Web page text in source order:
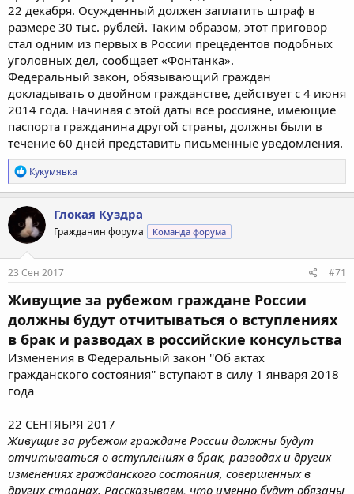
22 декабря. Осужденный должен заплатить штраф в
размере 30 тыс. рублей. Таким образом, этот приговор
стал одним из первых в России прецедентов подобных
уголовных дел, сообщает «Фонтанка».
Федеральный закон, обязывающий граждан
докладывать о двойном гражданстве, действует с 4 июня
2014 года. Начиная с этой даты все россияне, имеющие
паспорта гражданина другой страны, должны были в
течение 60 дней представить письменные уведомления.
Р
е
а
к
ц
и
и
:
Кукумявка
Глокая Куздра
Гражданин форума Команда форума
23 Сен 2017 #71
Живущие за рубежом граждане России
должны будут отчитываться о вступлениях
в брак и разводах в российские консульства
Изменения в Федеральный закон ''Об актах
гражданского состояния'' вступают в силу 1 января 2018
года
22 СЕНТЯБРЯ 2017
Живущие за рубежом граждане России должны будут
отчитываться о вступлениях в брак, разводах и других
изменениях гражданского состояния, совершенных в
других странах. Рассказываем, что именно будут обязаны